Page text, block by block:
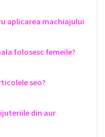
aplicarea machiajului
folosesc femeile?
seo?
din aur